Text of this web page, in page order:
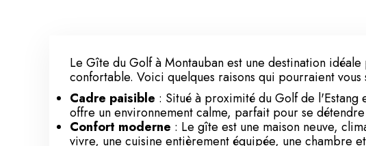
Le Gîte du Golf à Montauban est une destination
confortable. Voici quelques raisons qui pourraient vous
Cadre paisible : Situé à proximité du Golf de
offre un environnement calme, parfait pour se
Confort moderne : Le gîte est une maison neuve,
vivre, une cuisine entièrement équipée, une chambre